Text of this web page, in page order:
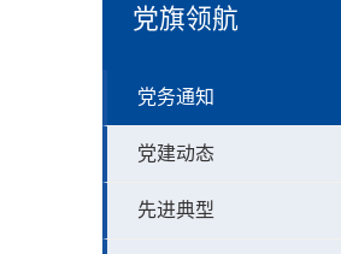
党旗领航
党务通知
党建动态
先进典型